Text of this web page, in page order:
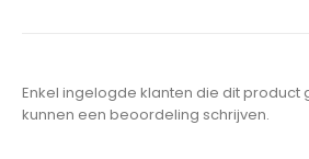
Enkel ingelogde klanten die dit product
kunnen een beoordeling schrijven.